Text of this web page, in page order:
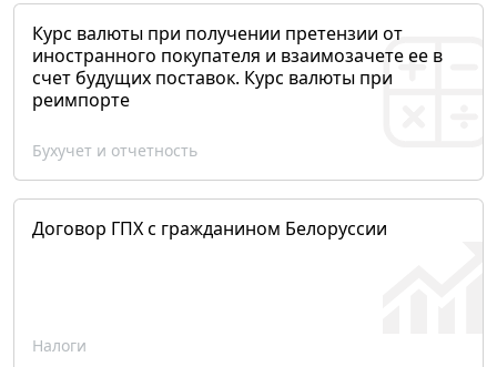
Курс валюты при получении претензии от
иностранного покупателя и взаимозачете ее в
счет будущих поставок. Курс валюты при
реимпорте
Бухучет и отчетность
Договор ГПХ с гражданином Белоруссии
Налоги